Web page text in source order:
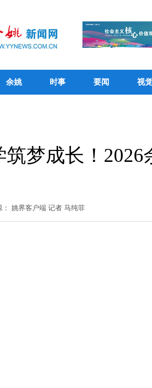
余姚 时事 要闻 视
筑梦成长！
： 姚界客户端 记者 马纯菲